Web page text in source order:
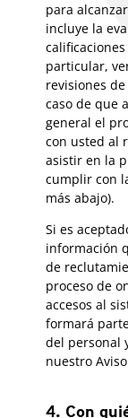
para
incluye la
particular,
revisiones
caso de que
general el
con usted al
asistir en la
cumplir con
más abajo).
Si es
información
de
proceso de
accesos al
formará
del personal
nuestro
4. Con